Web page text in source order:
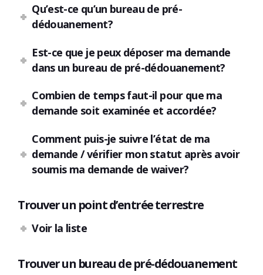
Qu’est-ce qu’un bureau de pré-
dédouanement?
Est-ce que je peux déposer ma demande
dans un bureau de pré-dédouanement?
Combien de temps faut-il pour que ma
demande soit examinée et accordée?
Comment puis-je suivre l’état de ma
demande / vérifier mon statut après avoir
soumis ma demande de waiver?
Trouver un point d’entrée terrestre
Voir la liste
Trouver un bureau de pré-dédouanement